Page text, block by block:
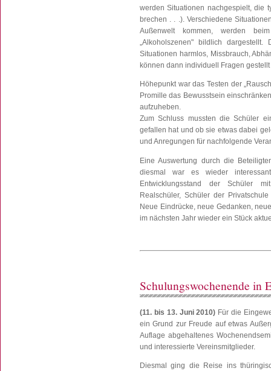
werden Situationen nachgespielt, die
brechen . . .). Verschiedene
Außenwelt kommen, werden
„Alkoholszenen" bildlich
Situationen harmlos, Missbrauch,
können dann individuell Fragen
Höhepunkt war das Testen der
Promille das Bewusstsein
aufzuheben.
Zum Schluss mussten die Schüler
gefallen hat und ob sie etwas dabei
und Anregungen für nachfolgende
Eine Auswertung durch die
diesmal war es wieder
Entwicklungsstand der Schüler
Realschüler, Schüler der
Neue Eindrücke, neue Gedanken,
im nächsten Jahr wieder ein Stück
Schulungswochenende in
(11. bis 13. Juni 2010) Für die
ein Grund zur Freude auf etwas
Auflage abgehaltenes
und interessierte Vereinsmitglieder.
Diesmal ging die Reise ins